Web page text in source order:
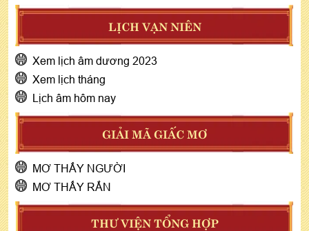
LỊCH VẠN NIÊN
Xem lịch âm dương 2023
Xem lịch tháng
Lịch âm hôm nay
GIẢI MÃ GIẤC MƠ
MƠ THẤY NGƯỜI
MƠ THẤY RẮN
THƯ VIỆN TỔNG HỢP